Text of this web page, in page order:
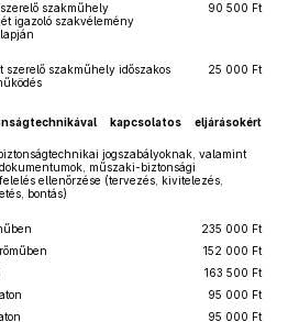
szakműhely
igazoló szakvélemény
90 500 Ft
szerelő szakműhely időszakos
25 000 Ft
kapcsolatos eljárásokért
jogszabályoknak, valamint
műszaki-biztonsági
ellenőrzése (tervezés, kivitelezés,
bontás)
235 000 Ft
152 000 Ft
163 500 Ft
95 000 Ft
95 000 Ft